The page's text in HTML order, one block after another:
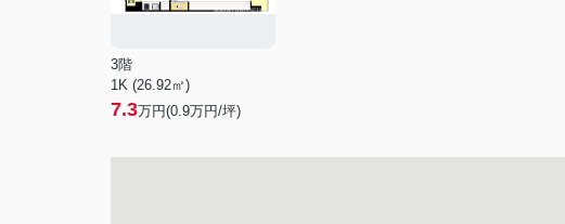
3階
1K (26.92㎡)
7.3万円(0.9万円/坪)